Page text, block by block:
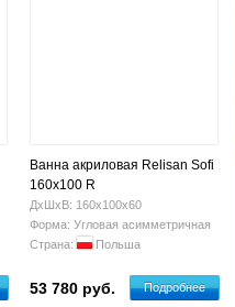
Ванна акриловая Relisan Sofi
160x100 R
ДхШхВ: 160х100х60
Форма: Угловая асимметричная
Страна:
Польша
53 780 руб. Подробнее